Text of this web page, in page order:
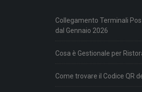
Collegamento Terminali
dal Gennaio 2026
Cosa è Gestionale per
Come trovare il Codice QR